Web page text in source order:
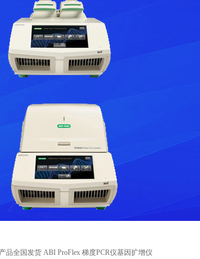
品全国发货 ABI ProFlex 梯度PCR仪基因扩增仪